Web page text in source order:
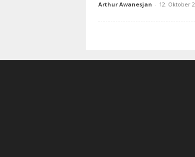
Arthur Awanesjan - 12. Oktober